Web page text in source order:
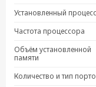
IA261-I-T-LX
IA260-T-CE
Установленный
Частота процессора
Объём установленной
памяти
Количество и тип